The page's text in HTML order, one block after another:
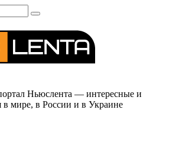
Ньюслента — интересные и
мире, в России и в Украине